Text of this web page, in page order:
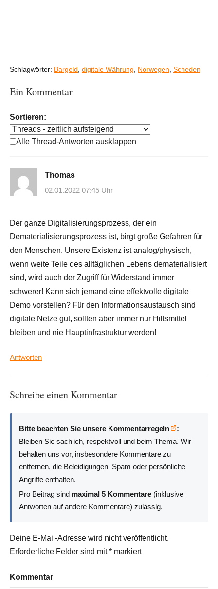
Schlagwörter: Bargeld digitale Währung Norwegen Scheden
Ein Kommentar
Sortieren:
Alle Thread-Antworten ausklappen
Thomas
02.01.2022 07:45 Uhr
Der ganze Digitalisierungsprozess, der ein
Dematerialisierungsprozess ist, birgt große Gefahren für
den Menschen. Unsere Existenz ist analog/physisch,
wenn weite Teile des alltäglichen Lebens dematerialisiert
sind, wird auch der Zugriff für Widerstand immer
schwerer! Kann sich jemand eine effektvolle digitale
Demo vorstellen? Für den Informationsaustausch sind
digitale Netze gut, sollten aber immer nur Hilfsmittel
bleiben und nie Hauptinfrastruktur werden!
Antworten
Schreibe einen Kommentar
Bitte beachten Sie unsere Kommentarregeln
:
Bleiben Sie sachlich, respektvoll und beim Thema. Wir
behalten uns vor, insbesondere Kommentare zu
entfernen, die Beleidigungen, Spam oder persönliche
Angriffe enthalten.
Pro Beitrag sind maximal 5 Kommentare (inklusive
Antworten auf andere Kommentare) zulässig.
Deine E-Mail-Adresse wird nicht veröffentlicht.
Erforderliche Felder sind mit* markiert
Kommentar